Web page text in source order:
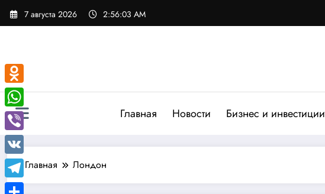
Перейти
7 августа 2026 2:56:04 AM
Главная Новости Бизнес и инвестиции
Главная Лондон
Odnoklassniki
WhatsApp
Viber
VK
Telegram